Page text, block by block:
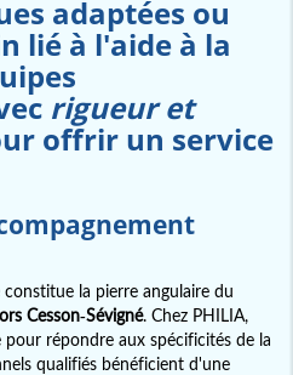
adaptées ou
lié à l'aide à la
rigueur et
offrir un service
la pierre angulaire du
Cesson-Sévigné. Chez PHILIA,
répondre aux spécificités de la
qualifiés bénéficient d'une